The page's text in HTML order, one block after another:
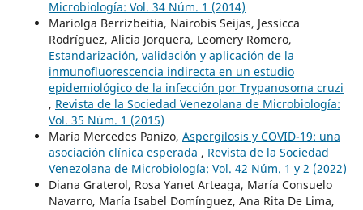
Microbiología: Vol. 34 Núm. 1 (2014)
Mariolga Berrizbeitia, Nairobis Seijas, Jessicca
Rodríguez, Alicia Jorquera, Leomery Romero,
Estandarización, validación y aplicación de la
inmunofluorescencia indirecta en un estudio
epidemiológico de la infección por Trypanosoma cruzi
, Revista de la Sociedad Venezolana de Microbiología:
Vol. 35 Núm. 1 (2015)
María Mercedes Panizo, Aspergilosis y COVID-19: una
asociación clínica esperada , Revista de la Sociedad
Venezolana de Microbiología: Vol. 42 Núm. 1 y 2 (2022)
Diana Graterol, Rosa Yanet Arteaga, María Consuelo
Navarro, María Isabel Domínguez, Ana Rita De Lima,